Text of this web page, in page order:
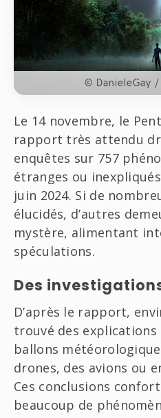
Société
© DanieleGay
Le 14 novembre, le
rapport très attendu
enquêtes sur 757
étranges ou
juin 2024. Si de
élucidés, d’autres
mystère, alimentant
spéculations.
Des
D’après le rapport,
trouvé des explications
ballons
drones, des avions ou
Ces conclusions
beaucoup de